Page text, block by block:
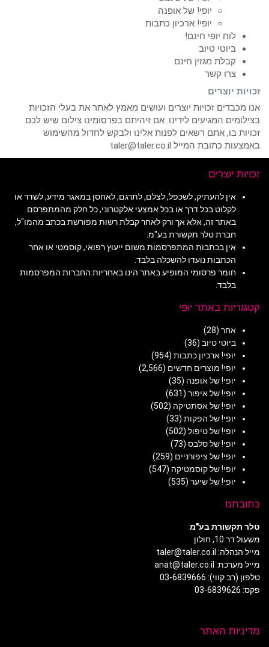
יופי! של אופנה
יופי! ארכיון כתבות
לוח יופי חינם!
ביוטי טיוב
קבלת מגזין חינם
צרו קשר
זכויות יוצרים
אנו מכבדים זכויות יוצרים ועושים מאמץ לאתר את בעלי הזכויות
בצילומים המגיעים לידינו. אם זיהיתם בפרסומינו צילום שיש לכם
זכויות בו, אתם רשאים לפנות אלינו ולבקש לחדול מהשימוש
באמצעות כתובת המייל taler@taler.co.il
זכויות יוצרים
אין להעתיק, לשכפל, לצלם, לתרגם, לאחסן במאגר מידע, לשדר או
לקלוט בכל דרך או בכל אמצעי אלקטרוני, כל חלק מהמתפרסם
באתר זה, אלא אך ורק לאחר קבלת רשות מפורשת בכתב מהמו"ל,
חברת טלר תקשורת בע"מ.
אין בכתבות המתפרסמות משום ייעוץ רפואי, קוסמטי או אחר.
הכתבות נועדו להשכלה בלבד.
חומר פרסומי המופיע באתר הינו באחריות החברות המפרסמות
בלבד.
קטגוריות באתר יופי
אחר (28)
ביוטי טיוב (36)
יופי! ארכיון כתבות (954)
יופי! מוצרים חדשים (2,566)
יופי! של אופנה (35)
יופי! של איפור (631)
יופי! של אסתטיקה (502)
יופי! של הפקות (33)
יופי! של טיפול (502)
יופי! של סלבס (73)
יופי! של ציפורניים (259)
יופי! של קוסמטיקה (547)
יופי! של שיער (535)
כתובתנו
טלר תקשורת בע"מ
משעול דר 10, חולון
מייל הנהלה: taler@taler.co.il
מייל מערכת: anat@taler.co.il
טלפון (רב קווי): 03-6839666
פקס: 03-6839626
מדיניות האתר